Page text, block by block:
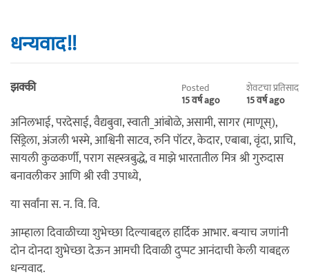
धन्यवाद!!
झक्की Posted
15 वर्ष ago
शेवटचा प्रतिसाद
15 वर्ष ago
अनिलभाई, परदेसाई, वैद्यबुवा, स्वाती_आंबोळे, असामी, सागर (माणूस्),
सिंड्रेला, अंजली भस्मे, आश्विनी साटव, रुनि पॉटर, केदार, एबाबा, वृंदा, प्राचि,
सायली कुळकर्णी, पराग सह्स्त्रबुद्धे, व माझे भारतातील मित्र श्री गुरुदास
बनावलीकर आणि श्री रवी उपाध्ये,
या सर्वांना स. न. वि. वि.
आम्हाला दिवाळीच्या शुभेच्छा दिल्याबद्दल हार्दिक आभार. बर्‍याच जणांनी
दोन दोनदा शुभेच्छा देऊन आमची दिवाळी दुप्पट आनंदाची केली याबद्दल
धन्यवाद.